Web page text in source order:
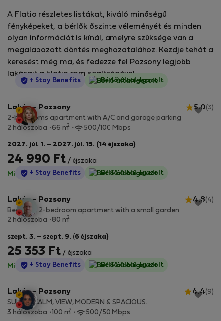
A Flatio részletes listákat, kiváló minőségű
fényképeket, a bérlők őszinte véleményét és minden
olyan információt is kínál, amelyre szüksége van a
megalapozott döntés meghozatalához. Kezdje tehát a
keresést még ma, és fedezze fel Pozsony legjobb
lakásait a Flatio.com segítségével.
StayProtection
+ Stay Benefits Bérlő által-Igazolt
Lakás - Pozsony 5.0(3)
2-bedrooms apartment with A/C and garage parking
2 hálószoba
66 m2 500/100 Mbps
2027. júl. 1. – 2027. júl. 15. (14 éjszaka)
24 990 Ft / éjszaka
Minden díj benne van·Nincs kaució
StayProtection
+ Stay Benefits Bérlő által-Igazolt
Lakás - Pozsony 4.8(4)
Beautiful 2-bedroom apartment with a small garden
2 hálószoba
80 m2
szept. 3. – szept. 9. (6 éjszaka)
25 353 Ft / éjszaka
Minden díj benne van·Nincs kaució
StayProtection
+ Stay Benefits Bérlő által-Igazolt
Lakás - Pozsony 4.4(9)
SUNNY, CALM, VIEW, MODERN & SPACIOUS.
3 hálószoba
100 m2 500/50 Mbps